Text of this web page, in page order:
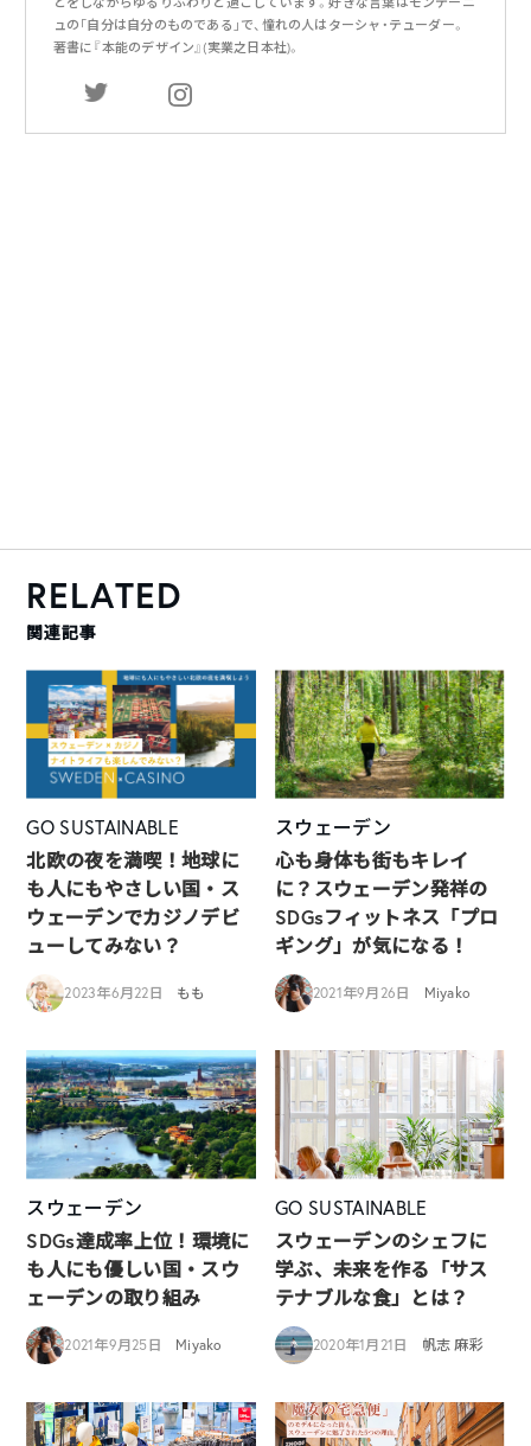
ュの「自分は自分のものである」で、憧れの人はターシャ・テューダー。
著書に『本能のデザイン』(実業之日本社)。
RELATED
関連記事
GO SUSTAINABLE
北欧の夜を満喫！地球に
も人にもやさしい国・ス
ウェーデンでカジノデビ
ューしてみない？
2023年6月22日 もも
スウェーデン
心も身体も街もキレイ
に？スウェーデン発祥の
SDGsフィットネス「プロ
ギング」が気になる！
2021年9月26日 Miyako
スウェーデン
SDGs達成率上位！環境に
も人にも優しい国・スウ
ェーデンの取り組み
2021年9月25日 Miyako
GO SUSTAINABLE
スウェーデンのシェフに
学ぶ、未来を作る「サス
テナブルな食」とは？
2020年1月21日 帆志 麻彩